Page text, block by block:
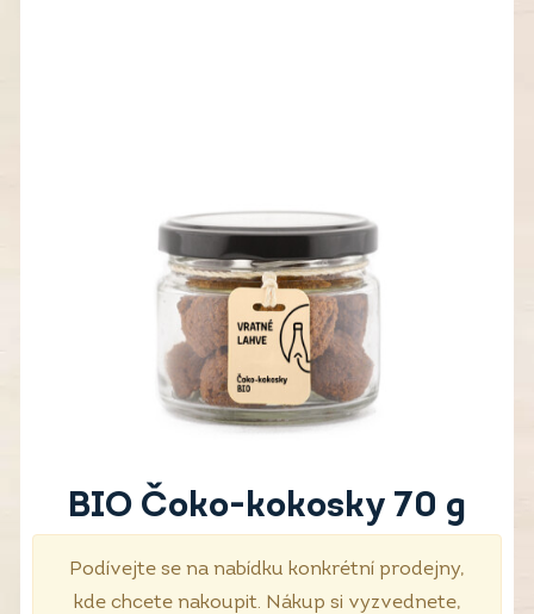
BIO Čoko-kokosky 70 g
Podívejte se na nabídku konkrétní prodejny,
kde chcete nakoupit. Nákup si vyzvednete,